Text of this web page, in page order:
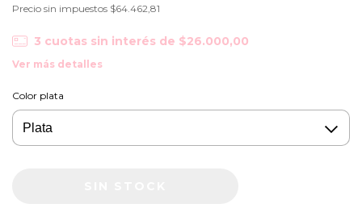
Precio sin impuestos $64.462,81
3 cuotas sin interés de $26.000,00
Ver más detalles
Color plata